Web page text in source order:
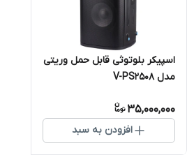
اسپیکر بلوتوثی قابل حمل وریتی
مدل V-PS2508
35,000,000
افزودن به سبد